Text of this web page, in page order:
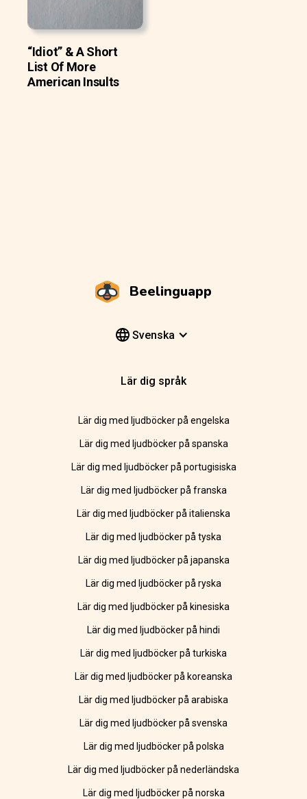
“Idiot” & A Short
List Of More
American Insults
Beelinguapp
Svenska
Lär dig språk
Lär dig med ljudböcker på engelska
Lär dig med ljudböcker på spanska
Lär dig med ljudböcker på portugisiska
Lär dig med ljudböcker på franska
Lär dig med ljudböcker på italienska
Lär dig med ljudböcker på tyska
Lär dig med ljudböcker på japanska
Lär dig med ljudböcker på ryska
Lär dig med ljudböcker på kinesiska
Lär dig med ljudböcker på hindi
Lär dig med ljudböcker på turkiska
Lär dig med ljudböcker på koreanska
Lär dig med ljudböcker på arabiska
Lär dig med ljudböcker på svenska
Lär dig med ljudböcker på polska
Lär dig med ljudböcker på nederländska
Lär dig med ljudböcker på norska